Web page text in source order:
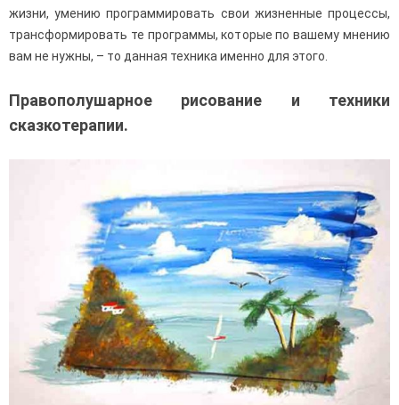
жизни, умению программировать свои жизненные процессы,
трансформировать те программы, которые по вашему мнению
вам не нужны, – то данная техника именно для этого.
Правополушарное рисование и техники
сказкотерапии.